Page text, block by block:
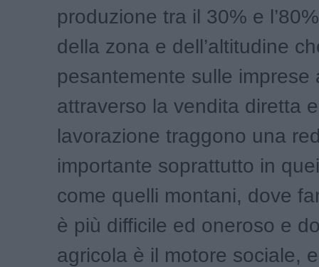
produzione tra il 30% e
della zona e dell’altitudine
pesantemente sulle imprese
attraverso la vendita diretta
lavorazione traggono una
importante soprattutto in
come quelli montani, dove
è più difficile ed oneroso e
agricola è il motore sociale,